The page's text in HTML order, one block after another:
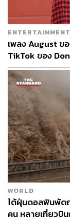
เควิน ฮาสเซ็ตต์
ของทำเนียบขาว
กับญี่ปุ่นยังคงดำ
แล้ว
ทั้งนี้ ญี่ปุ่นถือเป็น
การคุกคามด้วยภ
ของการเจรจาใน
โลกยังเปราะบา
รุนแรงมากขึ้นใ
ภาพ:Kent
อ้างอิง:
https://
pan-rice-
ENTERTAINMENT
เพลง August ข
TikTok ของ
WORLD
ไต้ฝุ่นดอลฟินพัด
คน หลายเที่ยวบิ